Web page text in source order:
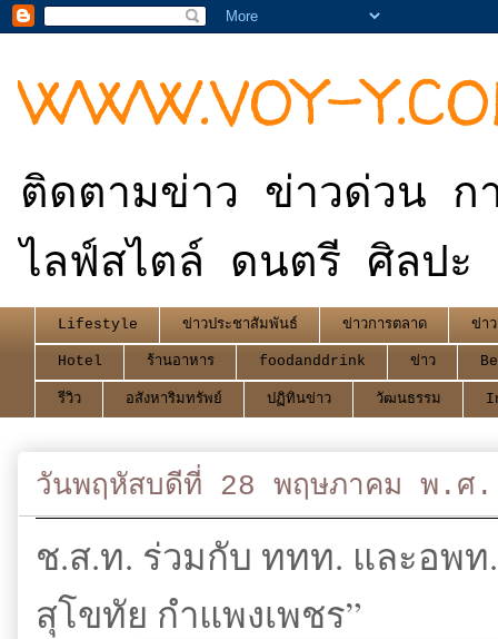
WWW.VOY-
ติดตามข่าว ข่าวด่วน ก
ไลฟ์สไตล์ ดนตรี ศิลปะ
Lifestyle ข่าวประชาสัมพันธ์ ข่าวการตลาด ข่า
Hotel ร้านอาหาร foodanddrink ข่าว
รีวิว อสังหาริมทรัพย์ ปฏิทินข่าว วัฒนธรรม
วันพฤหัสบดีที่ 28 พฤษภาคม พ.ศ
ช.ส.ท. ร่วมกับ ททท. และอพ
สุโขทัย กำแพงเพชร”